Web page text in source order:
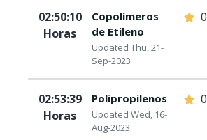
02:50:10
Horas
Copolímeros
de Etileno
Updated Thu, 21-
Sep-2023
0
02:53:39
Horas
Polipropilenos
Updated Wed, 16-
Aug-2023
0